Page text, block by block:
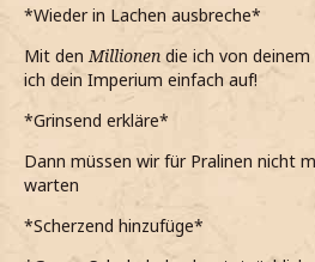
*Wieder in Lachen ausbreche*
Mit denMillionen die ich von
ich dein Imperium einfach auf!
*Grinsend erkläre*
Dann müssen wir für Pralinen nicht
warten
*Scherzend hinzufüge*